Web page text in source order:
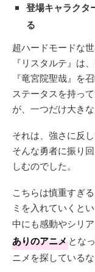
登場キャラクタ
る
超ハードモードな
『リスタルテ』は
『竜宮院聖哉』を
ステータスを持っ
が、一つだけ大き
それは、強さに反
そんな勇者に振り
しむのでした。
こちらは慎重すぎ
ミを入れていくと
中にも感動やシリ
ありのアニメとな
ニメを探している